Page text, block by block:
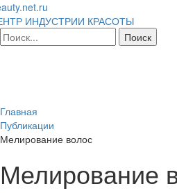
ИНДУСТРИИ КРАСОТЫ
Главная
Публикации
Мелирование волос
Мелирование